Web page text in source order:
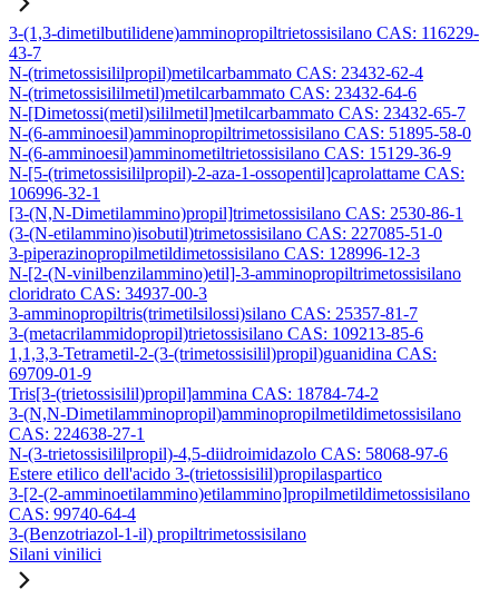
3-(1,3-dimetilbutilidene)amminopropiltrietossisilano CAS: 116229-
43-7
N-(trimetossisililpropil)metilcarbammato CAS: 23432-62-4
N-(trimetossisililmetil)metilcarbammato CAS: 23432-64-6
N-[Dimetossi(metil)sililmetil]metilcarbammato CAS: 23432-65-7
N-(6-amminoesil)amminopropiltrimetossisilano CAS: 51895-58-0
N-(6-amminoesil)amminometiltrietossisilano CAS: 15129-36-9
N-[5-(trimetossisililpropil)-2-aza-1-ossopentil]caprolattame CAS:
106996-32-1
[3-(N,N-Dimetilammino)propil]trimetossisilano CAS: 2530-86-1
(3-(N-etilammino)isobutil)trimetossisilano CAS: 227085-51-0
3-piperazinopropilmetildimetossisilano CAS: 128996-12-3
N-[2-(N-vinilbenzilammino)etil]-3-amminopropiltrimetossisilano
cloridrato CAS: 34937-00-3
3-amminopropiltris(trimetilsilossi)silano CAS: 25357-81-7
3-(metacrilammidopropil)trietossisilano CAS: 109213-85-6
1,1,3,3-Tetrametil-2-(3-(trimetossisilil)propil)guanidina CAS:
69709-01-9
Tris[3-(trietossisilil)propil]ammina CAS: 18784-74-2
3-(N,N-Dimetilamminopropil)amminopropilmetildimetossisilano
CAS: 224638-27-1
N-(3-trietossisililpropil)-4,5-diidroimidazolo CAS: 58068-97-6
Estere etilico dell'acido 3-(trietossisilil)propilaspartico
3-[2-(2-amminoetilammino)etilammino]propilmetildimetossisilano
CAS: 99740-64-4
3-(Benzotriazol-1-il) propiltrimetossisilano
Silani vinilici